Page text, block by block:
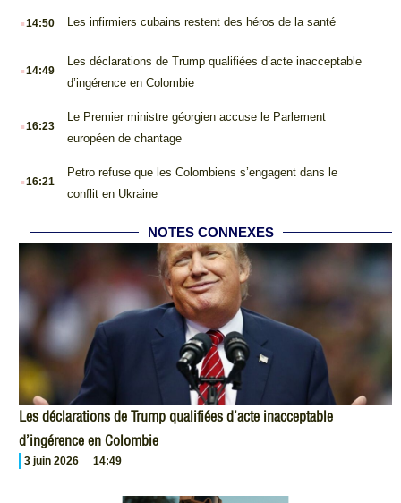
.14:50 Les infirmiers cubains restent des héros de la santé
.14:49
Les déclarations de Trump qualifiées d’acte inacceptable
d’ingérence en Colombie
.16:23
Le Premier ministre géorgien accuse le Parlement
européen de chantage
.16:21
Petro refuse que les Colombiens s’engagent dans le
conflit en Ukraine
NOTES CONNEXES
Les déclarations de Trump qualifiées d’acte inacceptable
d’ingérence en Colombie
3 juin 2026 14:49